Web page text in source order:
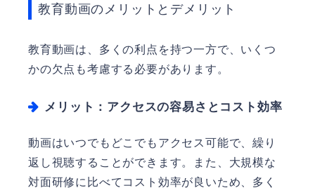
教育動画のメリットとデメリット
教育動画は、多くの利点を持つ一方で、いくつ
かの欠点も考慮する必要があります。
メリット：アクセスの容易さとコスト効率
動画はいつでもどこでもアクセス可能で、繰り
返し視聴することができます。また、大規模な
対面研修に比べてコスト効率が良いため、多く